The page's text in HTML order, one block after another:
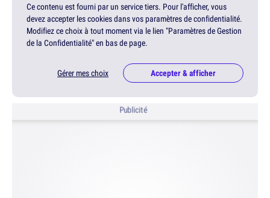
Ce contenu est fourni par un service tiers. Pour l'afficher, vous
devez accepter les cookies dans vos paramètres de confidentialité.
Modifiez ce choix à tout moment via le lien "Paramètres de Gestion
de la Confidentialité" en bas de page.
Gérer mes choix Accepter & afficher
Publicité